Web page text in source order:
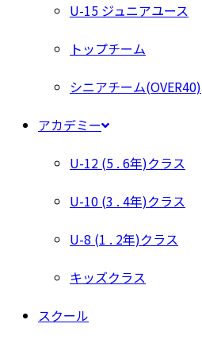
U-15 ジュニアユース
トップチーム
シニアチーム(OVER40)
アカデミー
U-12 (5 . 6年)クラス
U-10 (3 . 4年)クラス
U-8 (1 . 2年)クラス
キッズクラス
スクール